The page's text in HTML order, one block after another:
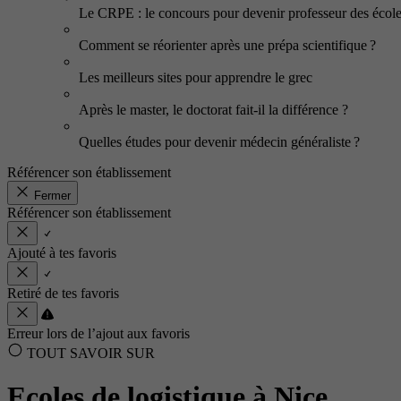
Le CRPE : le concours pour devenir professeur des
Comment se réorienter après une prépa scientifique ?
Les meilleurs sites pour apprendre le grec
Après le master, le doctorat fait-il la différence ?
Quelles études pour devenir médecin généraliste ?
Référencer son établissement
Fermer
Référencer son établissement
Ajouté à tes favoris
Retiré de tes favoris
Erreur lors de l’ajout aux favoris
TOUT SAVOIR SUR